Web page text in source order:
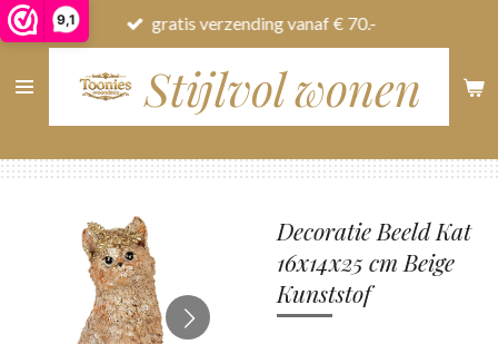
9,1
Ga
direct
naar
Stijlvol wonen
gratis verzending vanaf € 70.-
Decoratie Beeld Kat
16x14x25 cm Beige
Kunststof